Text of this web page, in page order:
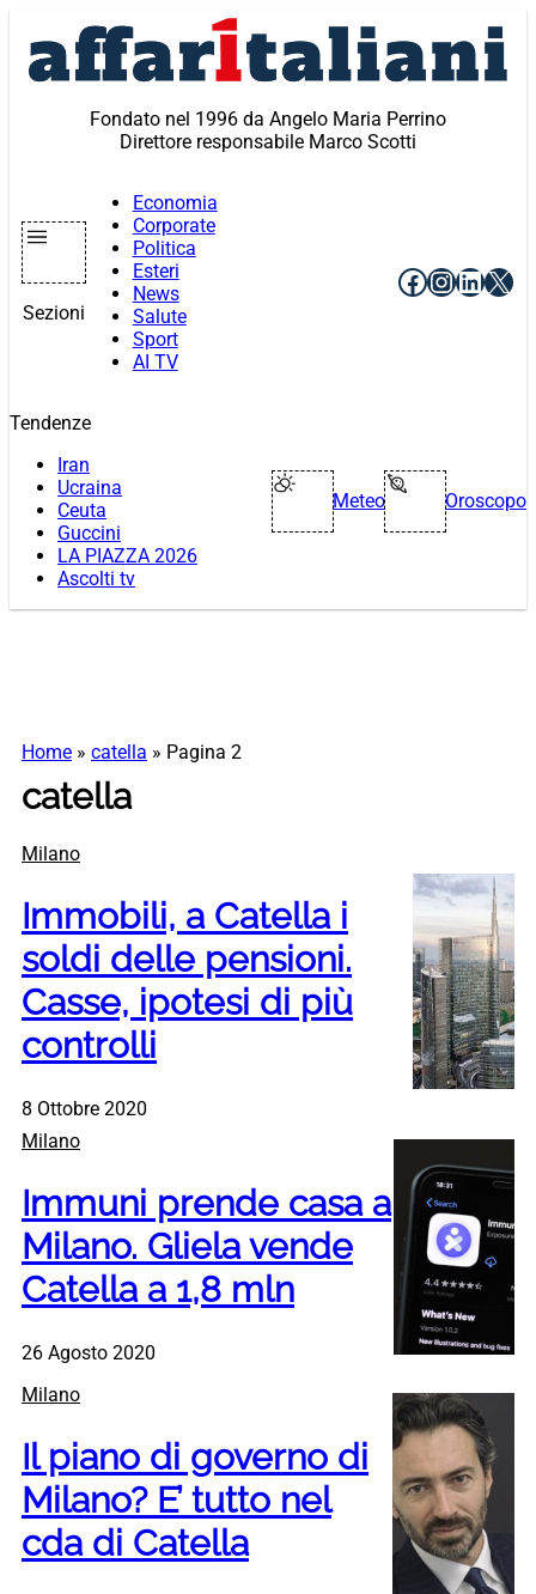
contenuto
Fondato nel 1996 da Angelo Maria Perrino
Direttore responsabile Marco Scotti
Sezioni
Economia
Corporate
Politica
Esteri
News
Salute
Sport
AI TV
Facebook
X
Tendenze
Iran
Ucraina
Ceuta
Guccini
LA PIAZZA 2026
Ascolti tv
Meteo Oroscopo
Home » catella » Pagina 2
catella
Milano
Immobili, a Catella i
soldi delle pensioni.
Casse, ipotesi di più
controlli
8 Ottobre 2020
Milano
Immuni prende casa a
Milano. Gliela vende
Catella a 1,8 mln
26 Agosto 2020
Milano
Il piano di governo di
Milano? E’ tutto nel
cda di Catella